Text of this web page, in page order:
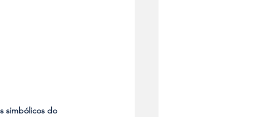
simbólicos do